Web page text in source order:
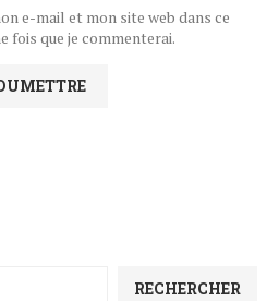
e-mail et mon site web dans ce
fois que je commenterai.
RECHERCHER